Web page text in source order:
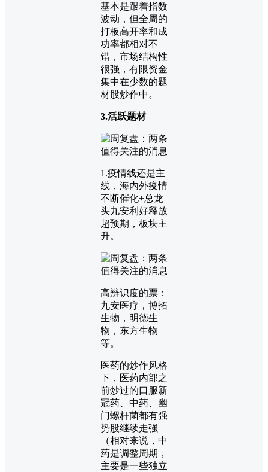
基本是跟着指数
波动，但全周的
打板高开率和成
功率都相对不
错，市场结构性
很强，有限资金
集中在少数的题
材股炒作中。
3.活跃题材
1.疫情线还是主
线，海内外疫情
不断催化+总龙
头九安利好释放
超预期，板块主
升。
高辨识度的票：
九安医疗，博拓
生物，明德生
物，东方生物
等。
医药的炒作风格
下，医药内部之
前炒过的口服新
冠药、中药、幽
门螺杆菌都有强
势股继续走强
（相对来说，中
药是调整周期，
主要是一些独立